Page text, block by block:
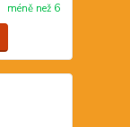
méně než 6